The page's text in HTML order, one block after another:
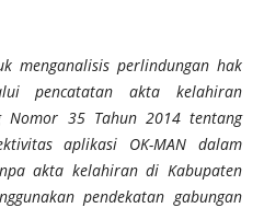
menganalisis perlindungan hak
pencatatan akta kelahiran
Nomor 35 Tahun 2014 tentang
aplikasi OK-MAN dalam
akta kelahiran di Kabupaten
pendekatan gabungan